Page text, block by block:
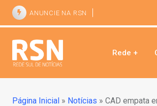
ANUNCIE NA RSN
Rede +
Página Inicial » Notícias » CAD empata